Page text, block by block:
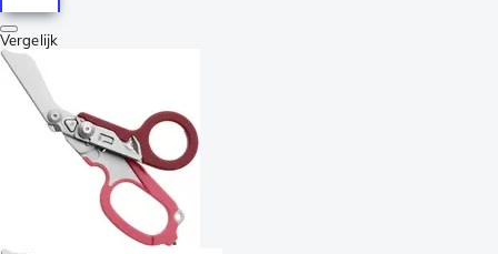
Vergelijk